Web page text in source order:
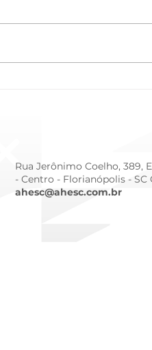
Rua Jerônimo Coelho, 389,
- Centro - Florianópolis - SC
ahesc@ahesc.com.br